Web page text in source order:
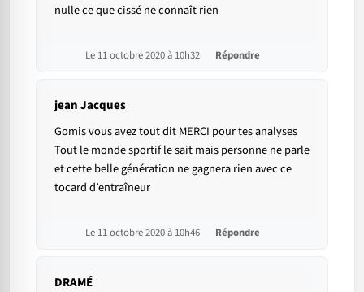
nulle ce que cissé ne connaît rien
Le 11 octobre 2020 à 10h32 Répondre
jean Jacques
Gomis vous avez tout dit MERCI pour tes analyses
Tout le monde sportif le sait mais personne ne parle
et cette belle génération ne gagnera rien avec ce
tocard d’entraîneur
Le 11 octobre 2020 à 10h46 Répondre
DRAMÉ